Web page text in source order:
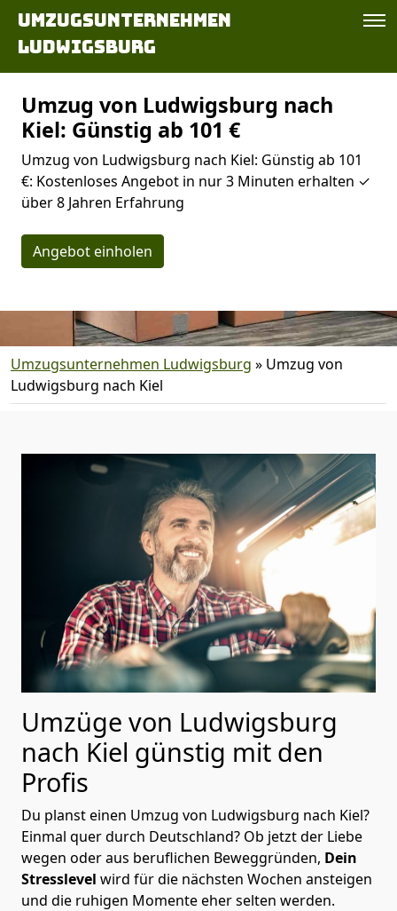
Umzugsunternehmen
Ludwigsburg
Umzug von Ludwigsburg nach
Kiel: Günstig ab 101 €
Umzug von Ludwigsburg nach Kiel: Günstig ab 101
€: Kostenloses Angebot in nur 3 Minuten erhalten ✓
über 8 Jahren Erfahrung
Angebot einholen
Umzugsunternehmen Ludwigsburg » Umzug von
Ludwigsburg nach Kiel
Umzüge von Ludwigsburg
nach Kiel günstig mit den
Profis
Du planst einen Umzug von Ludwigsburg nach Kiel?
Einmal quer durch Deutschland? Ob jetzt der Liebe
wegen oder aus beruflichen Beweggründen, Dein
Stresslevel wird für die nächsten Wochen ansteigen
und die ruhigen Momente eher selten werden.